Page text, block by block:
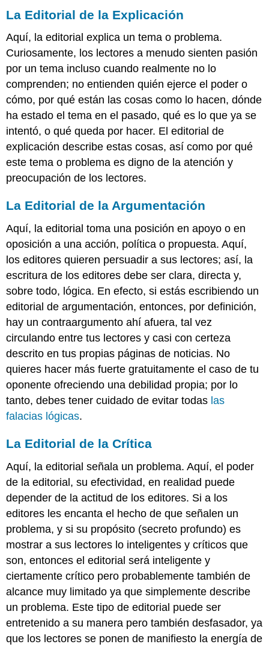
La Editorial de la Explicación
Aquí, la editorial explica un tema o problema.
Curiosamente, los lectores a menudo sienten pasión
por un tema incluso cuando realmente no lo
comprenden; no entienden quién ejerce el poder o
cómo, por qué están las cosas como lo hacen, dónde
ha estado el tema en el pasado, qué es lo que ya se
intentó, o qué queda por hacer. El editorial de
explicación describe estas cosas, así como por qué
este tema o problema es digno de la atención y
preocupación de los lectores.
La Editorial de la Argumentación
Aquí, la editorial toma una posición en apoyo o en
oposición a una acción, política o propuesta. Aquí,
los editores quieren persuadir a sus lectores; así, la
escritura de los editores debe ser clara, directa y,
sobre todo, lógica. En efecto, si estás escribiendo un
editorial de argumentación, entonces, por definición,
hay un contraargumento ahí afuera, tal vez
circulando entre tus lectores y casi con certeza
descrito en tus propias páginas de noticias. No
quieres hacer más fuerte gratuitamente el caso de tu
oponente ofreciendo una debilidad propia; por lo
tanto, debes tener cuidado de evitar todas las
falacias lógicas.
La Editorial de la Crítica
Aquí, la editorial señala un problema. Aquí, el poder
de la editorial, su efectividad, en realidad puede
depender de la actitud de los editores. Si a los
editores les encanta el hecho de que señalen un
problema, y si su propósito (secreto profundo) es
mostrar a sus lectores lo inteligentes y críticos que
son, entonces el editorial será inteligente y
ciertamente crítico pero probablemente también de
alcance muy limitado ya que simplemente describe
un problema. Este tipo de editorial puede ser
entretenido a su manera pero también desfasador, ya
que los lectores se ponen de manifiesto la energía de